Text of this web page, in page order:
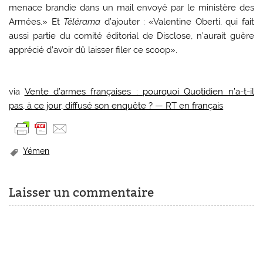
menace brandie dans un mail envoyé par le ministère des
Armées.» Et Télérama d’ajouter : «Valentine Oberti, qui fait
aussi partie du comité éditorial de Disclose, n’aurait guère
apprécié d’avoir dû laisser filer ce scoop».
via Vente d’armes françaises : pourquoi Quotidien n’a-t-il
pas, à ce jour, diffusé son enquête ? — RT en français
Yémen
Laisser un commentaire